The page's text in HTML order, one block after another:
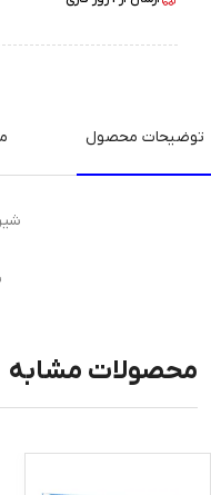
توضیحات محصول
محصولات مشابه